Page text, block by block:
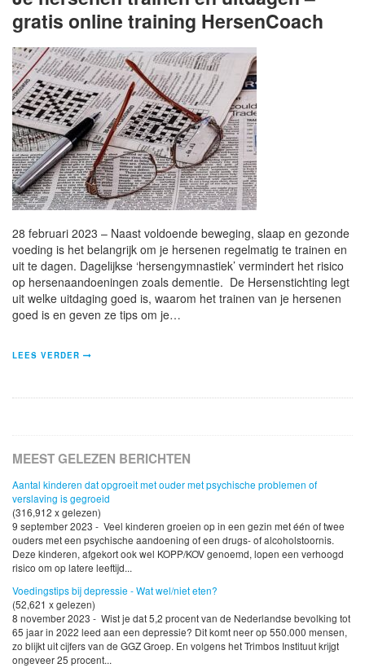
gratis online training HersenCoach
28 februari 2023 – Naast voldoende beweging, slaap en gezonde
voeding is het belangrijk om je hersenen regelmatig te trainen en
uit te dagen. Dagelijkse ‘hersengymnastiek’ vermindert het risico
op hersenaandoeningen zoals dementie. De Hersenstichting legt
uit welke uitdaging goed is, waarom het trainen van je hersenen
goed is en geven ze tips om je…
LEES VERDER
MEEST GELEZEN BERICHTEN
Aantal kinderen dat opgroeit met ouder met psychische problemen of
verslaving is gegroeid
(316,912 x gelezen)
9 september 2023 - Veel kinderen groeien op in een gezin met één of twee
ouders met een psychische aandoening of een drugs- of alcoholstoornis.
Deze kinderen, afgekort ook wel KOPP/KOV genoemd, lopen een verhoogd
risico om op latere leeftijd...
Voedingstips bij depressie - Wat wel/niet eten?
(52,621 x gelezen)
8 november 2023 - Wist je dat 5,2 procent van de Nederlandse bevolking tot
65 jaar in 2022 leed aan een depressie? Dit komt neer op 550.000 mensen,
zo blijkt uit cijfers van de GGZ Groep. En volgens het Trimbos Instituut krijgt
ongeveer 25 procent...